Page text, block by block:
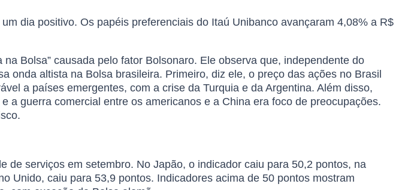
dia positivo. Os papéis preferenciais do Itaú Unibanco avançaram 4,08% a R$
Bolsa” causada pelo fator Bolsonaro. Ele observa que, independente do
onda altista na Bolsa brasileira. Primeiro, diz ele, o preço das ações no Brasil
a países emergentes, com a crise da Turquia e da Argentina. Além disso,
a guerra comercial entre os americanos e a China era foco de preocupações.
serviços em setembro. No Japão, o indicador caiu para 50,2 pontos, na
Unido, caiu para 53,9 pontos. Indicadores acima de 50 pontos mostram